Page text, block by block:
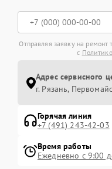
Отправляя заявку на
с
Адрес сервисного
г. Рязань,
Горячая линия
+7 (491) 243-42-03
Время работы
Ежедневно с 9:00